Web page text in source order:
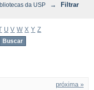
da USP →
Filtrar
U V W X Y Z
próxima »